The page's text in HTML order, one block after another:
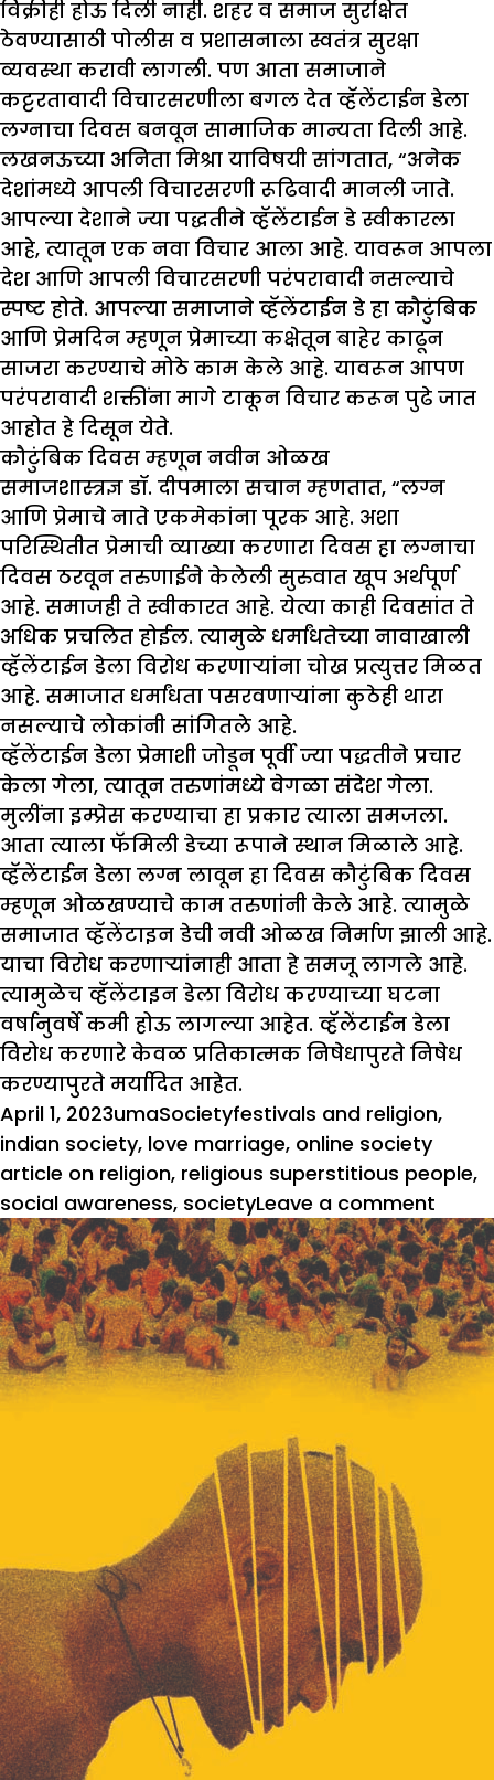
विक्रीही होऊ दिली नाही. शहर व समाज सुरक्षित
ठेवण्यासाठी पोलीस व प्रशासनाला स्वतंत्र सुरक्षा
व्यवस्था करावी लागली. पण आता समाजाने
कट्टरतावादी विचारसरणीला बगल देत व्हॅलेंटाईन डेला
लग्नाचा दिवस बनवून सामाजिक मान्यता दिली आहे.
लखनऊच्या अनिता मिश्रा याविषयी सांगतात, “अनेक
देशांमध्ये आपली विचारसरणी रूढिवादी मानली जाते.
आपल्या देशाने ज्या पद्धतीने व्हॅलेंटाईन डे स्वीकारला
आहे, त्यातून एक नवा विचार आला आहे. यावरून आपला
देश आणि आपली विचारसरणी परंपरावादी नसल्याचे
स्पष्ट होते. आपल्या समाजाने व्हॅलेंटाईन डे हा कौटुंबिक
आणि प्रेमदिन म्हणून प्रेमाच्या कक्षेतून बाहेर काढून
साजरा करण्याचे मोठे काम केले आहे. यावरून आपण
परंपरावादी शक्तींना मागे टाकून विचार करून पुढे जात
आहोत हे दिसून येते.
कौटुंबिक दिवस म्हणून नवीन ओळख
समाजशास्त्रज्ञ डॉ. दीपमाला सचान म्हणतात, “लग्न
आणि प्रेमाचे नाते एकमेकांना पूरक आहे. अशा
परिस्थितीत प्रेमाची व्याख्या करणारा दिवस हा लग्नाचा
दिवस ठरवून तरुणाईने केलेली सुरुवात खूप अर्थपूर्ण
आहे. समाजही ते स्वीकारत आहे. येत्या काही दिवसांत ते
अधिक प्रचलित होईल. त्यामुळे धर्मांधतेच्या नावाखाली
व्हॅलेंटाईन डेला विरोध करणाऱ्यांना चोख प्रत्युत्तर मिळत
आहे. समाजात धर्मांधता पसरवणाऱ्यांना कुठेही थारा
नसल्याचे लोकांनी सांगितले आहे.
व्हॅलेंटाईन डेला प्रेमाशी जोडून पूर्वी ज्या पद्धतीने प्रचार
केला गेला, त्यातून तरुणांमध्ये वेगळा संदेश गेला.
मुलींना इम्प्रेस करण्याचा हा प्रकार त्याला समजला.
आता त्याला फॅमिली डेच्या रूपाने स्थान मिळाले आहे.
व्हॅलेंटाईन डेला लग्न लावून हा दिवस कौटुंबिक दिवस
म्हणून ओळखण्याचे काम तरुणांनी केले आहे. त्यामुळे
समाजात व्हॅलेंटाइन डेची नवी ओळख निर्माण झाली आहे.
याचा विरोध करणाऱ्यांनाही आता हे समजू लागले आहे.
त्यामुळेच व्हॅलेंटाइन डेला विरोध करण्याच्या घटना
वर्षानुवर्षे कमी होऊ लागल्या आहेत. व्हॅलेंटाईन डेला
विरोध करणारे केवळ प्रतिकात्मक निषेधापुरते निषेध
करण्यापुरते मर्यादित आहेत.
Posted
on
April 1, 2023Author
umaCategories
SocietyTags
festivals and religion,
indian society, love marriage, online society
article on religion, religious superstitious people,
social awareness, societyLeave a comment
विवाह
बंधन
प्रेम
बंधन